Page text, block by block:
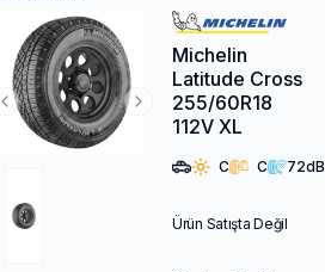
Next Slide
Previous Slide
Michelin
Latitude Cross
255/60R18
112V XL
C C 72dB
Ürün Satışta Değil